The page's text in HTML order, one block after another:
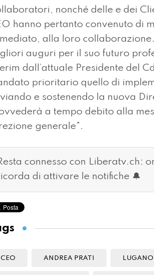
nonché delle e dei
hanno pertanto convenuto di
alla loro
auguri per il suo futuro
dall’attuale Presidente del
prioritario quello di
e sostenendo la nuova
a tempo debito alla
generale".
connesso con Liberatv.ch:
di attivare le notifiche 🔔
CEO ANDREA PRATI LUGANO